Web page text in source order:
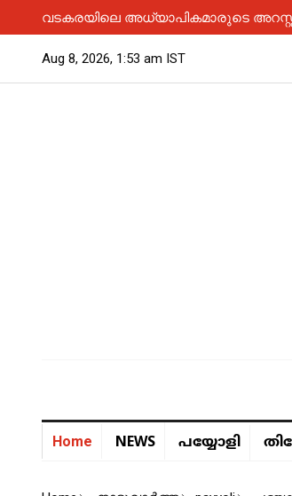
വടകരയിലെ അധ്യാപികമാരുടെ
Aug 8, 2026, 1:53 am IST
Home NEWS പയ്യോളി